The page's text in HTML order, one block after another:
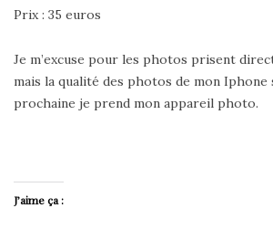
Prix : 35 euros
Je m’excuse pour les photos prisent
mais la qualité des photos de mon
prochaine je prend mon appareil photo.
J’aime ça :